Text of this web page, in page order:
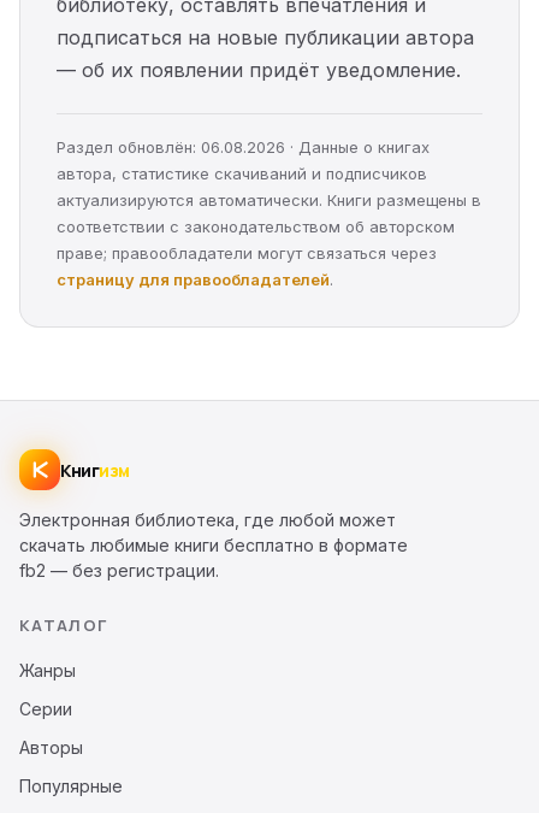
библиотеку, оставлять впечатления и
подписаться на новые публикации автора
— об их появлении придёт уведомление.
Раздел обновлён: 06.08.2026 · Данные о книгах
автора, статистике скачиваний и подписчиков
актуализируются автоматически. Книги размещены в
соответствии с законодательством об авторском
праве; правообладатели могут связаться через
страницу для правообладателей.
Книгизм
Электронная библиотека, где любой может
скачать любимые книги бесплатно в формате
fb2 — без регистрации.
КАТАЛОГ
Жанры
Серии
Авторы
Популярные